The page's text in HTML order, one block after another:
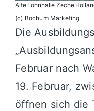
Alte Lohnhalle Zeche
(c) Bochum Marketing
Die
Februar nach
19. Februar,
öffnen sich die